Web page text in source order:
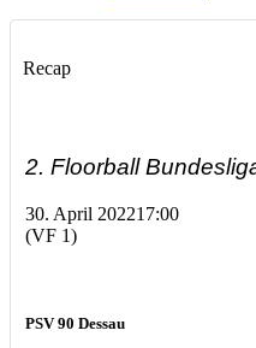
Recap
2. Floorball
30. April 202217:00
(VF 1)
PSV 90 Dessau